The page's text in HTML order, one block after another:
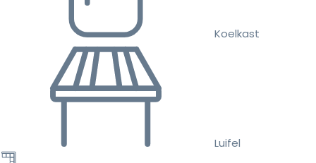
Koelkast
Luifel